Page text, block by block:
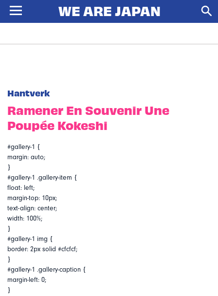
Hantverk
Ramener En Souvenir Une
Poupée Kokeshi
#gallery-1 {
margin: auto;
}
#gallery-1 .gallery-item {
float: left;
margin-top: 10px;
text-align: center;
width: 100%;
}
#gallery-1 img {
border: 2px solid #cfcfcf;
}
#gallery-1 .gallery-caption {
margin-left: 0;
}